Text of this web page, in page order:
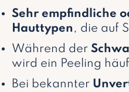
Sehr empfindliche
Hauttypen , die auf
Während der
wird ein Peeling
Bei bekannter